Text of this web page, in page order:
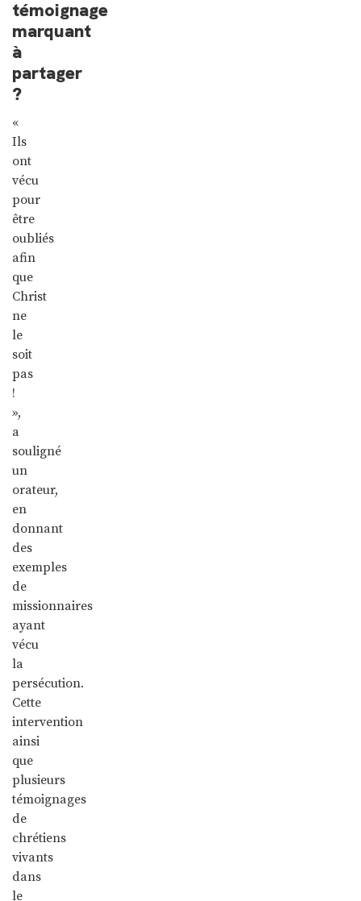
témoignage
marquant
à
partager
?
«
Ils
ont
vécu
pour
être
oubliés
afin
que
Christ
ne
le
soit
pas
!
»,
a
souligné
un
orateur,
en
donnant
des
exemples
de
missionnaires
ayant
vécu
la
persécution.
Cette
intervention
ainsi
que
plusieurs
témoignages
de
chrétiens
vivants
dans
le